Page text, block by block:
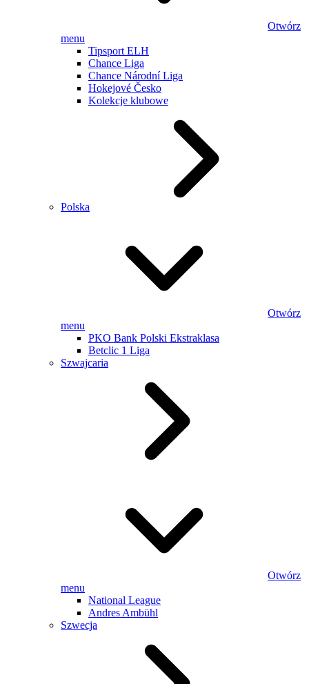
Otwórz
menu
Tipsport ELH
Chance Liga
Chance Národní Liga
Hokejové Česko
Kolekcje klubowe
Polska
Otwórz
menu
PKO Bank Polski Ekstraklasa
Betclic 1 Liga
Szwajcaria
Otwórz
menu
National League
Andres Ambühl
Szwecja